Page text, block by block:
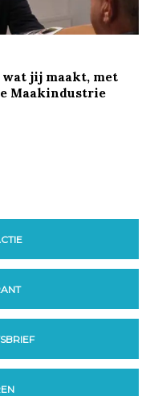
jij maakt, met
Maakindustrie